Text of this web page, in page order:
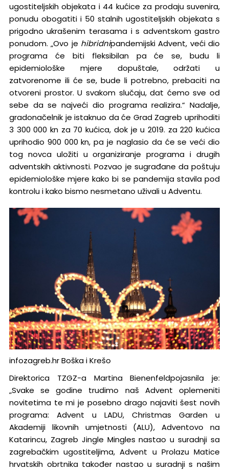
ugostiteljskih objekata i 44 kućice za prodaju suvenira,
ponudu obogatiti i 50 stalnih ugostiteljskih objekata s
prigodno ukrašenim terasama i s adventskom gastro
ponudom. „Ovo je hibridnipandemijski Advent, veći dio
programa će biti fleksibilan pa će se, budu li
epidemiološke mjere dopuštale, održati u
zatvorenome ili će se, bude li potrebno, prebaciti na
otvoreni prostor. U svakom slučaju, dat ćemo sve od
sebe da se najveći dio programa realizira.“ Nadalje,
gradonačelnik je istaknuo da će Grad Zagreb uprihoditi
3 300 000 kn za 70 kućica, dok je u 2019. za 220 kućica
uprihodio 900 000 kn, pa je naglasio da će se veći dio
tog novca uložiti u organiziranje programa i drugih
adventskih aktivnosti. Pozvao je sugrađane da poštuju
epidemiološke mjere kako bi se pandemija stavila pod
kontrolu i kako bismo nesmetano uživali u Adventu.
infozagreb.hr Boška i Krešo
Direktorica TZGZ-a Martina Bienenfeldpojasnila je:
„Svake se godine trudimo naš Advent oplemeniti
novitetima te mi je posebno drago najaviti šest novih
programa: Advent u LADU, Christmas Garden u
Akademiji likovnih umjetnosti (ALU), Adventovo na
Katarincu, Zagreb Jingle Mingles nastao u suradnji sa
zagrebačkim ugostiteljima, Advent u Prolazu Matice
hrvatskih obrtnika također nastao u suradnji s našim